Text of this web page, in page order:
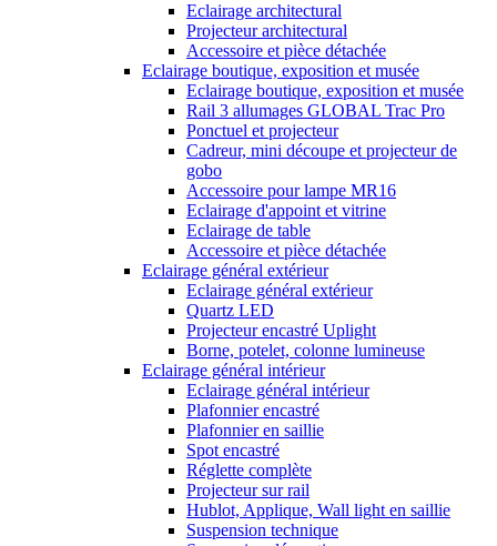
Eclairage architectural
Projecteur architectural
Accessoire et pièce détachée
Eclairage boutique, exposition et musée
Eclairage boutique, exposition et musée
Rail 3 allumages GLOBAL Trac Pro
Ponctuel et projecteur
Cadreur, mini découpe et projecteur de
gobo
Accessoire pour lampe MR16
Eclairage d'appoint et vitrine
Eclairage de table
Accessoire et pièce détachée
Eclairage général extérieur
Eclairage général extérieur
Quartz LED
Projecteur encastré Uplight
Borne, potelet, colonne lumineuse
Eclairage général intérieur
Eclairage général intérieur
Plafonnier encastré
Plafonnier en saillie
Spot encastré
Réglette complète
Projecteur sur rail
Hublot, Applique, Wall light en saillie
Suspension technique